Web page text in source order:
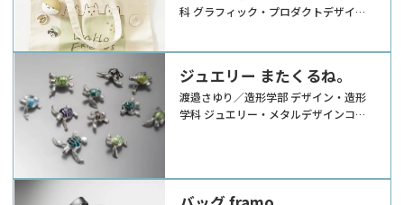
科 グラフィック・プロダクトデザイン
ジュエリー またくるね。
渡邉さゆり／造形学部 デザイン・造形
学科 ジュエリー・メタルデザインコー